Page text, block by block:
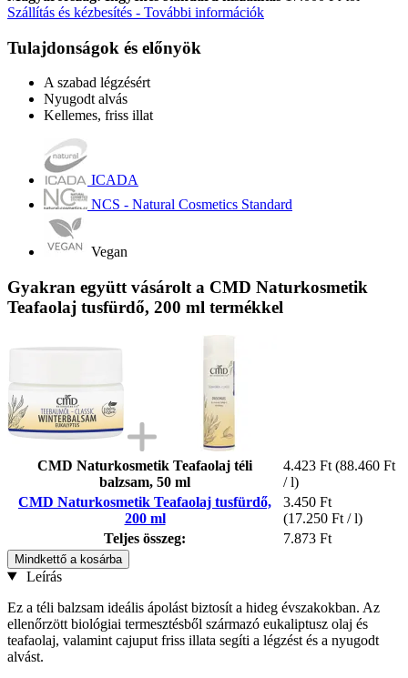
Szállítás és kézbesítés - További információk
Tulajdonságok és előnyök
A szabad légzésért
Nyugodt alvás
Kellemes, friss illat
ICADA
NCS - Natural Cosmetics Standard
Vegan
Gyakran együtt vásárolt a CMD Naturkosmetik
Teafaolaj tusfürdő, 200 ml termékkel
CMD Naturkosmetik Teafaolaj téli
balzsam, 50 ml
4.423 Ft (88.460 Ft
/ l)
CMD Naturkosmetik Teafaolaj tusfürdő,
200 ml
3.450 Ft
(17.250 Ft / l)
Teljes összeg:
7.873 Ft
Mindkettő a kosárba
Leírás
Ez a téli balzsam ideális ápolást biztosít a hideg évszakokban. Az
ellenőrzött biológiai termesztésből származó eukaliptusz olaj és
teafaolaj, valamint cajuput friss illata segíti a légzést és a nyugodt
alvást.